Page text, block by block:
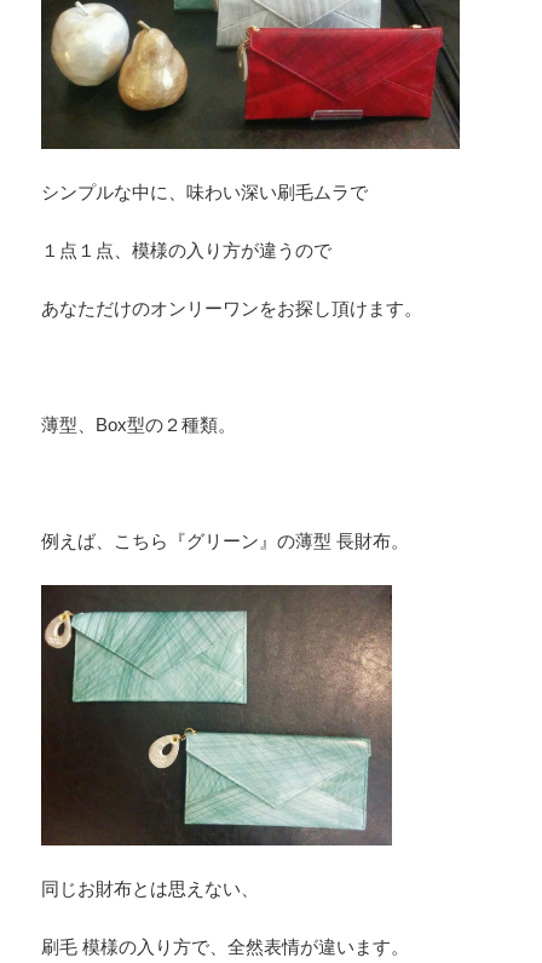
シンプルな中に、味わい深い刷毛ムラで
１点１点、模様の入り方が違うので
あなただけのオンリーワンをお探し頂けます。
薄型、Box型の２種類。
例えば、こちら『グリーン』の薄型 長財布。
同じお財布とは思えない、
刷毛 模様の入り方で、全然表情が違います。